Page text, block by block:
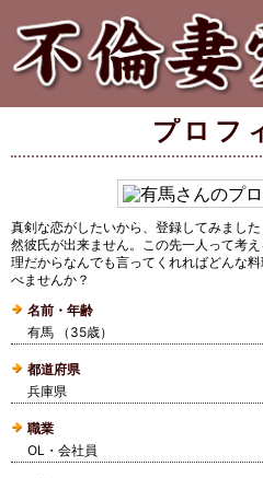
プロフ
真剣な恋がしたいから、登録してみまし
然彼氏が出来ません。この先一人って考
理だからなんでも言ってくれればどんな
べませんか？
名前・年齢
有馬 （35歳）
都道府県
兵庫県
職業
OL・会社員